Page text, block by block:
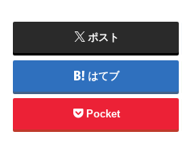
ポスト
はてブ
Pocket